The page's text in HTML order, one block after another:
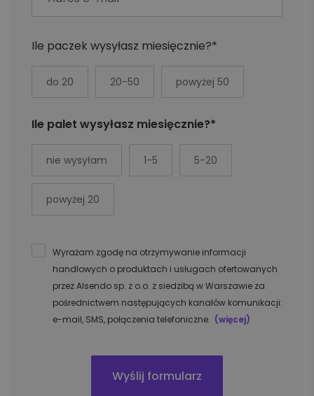
Ile paczek wysyłasz miesięcznie?*
do 20 20-50 powyżej 50
Ile palet wysyłasz miesięcznie?*
nie wysyłam 1-5 5-20
powyżej 20
Wyrażam zgodę na otrzymywanie informacji
handlowych o produktach i usługach ofertowanych
przez Alsendo sp. z o.o. z siedzibą w Warszawie za
pośrednictwem następujących kanałów komunikacji:
e-mail, SMS, połączenia telefoniczne. (więcej)